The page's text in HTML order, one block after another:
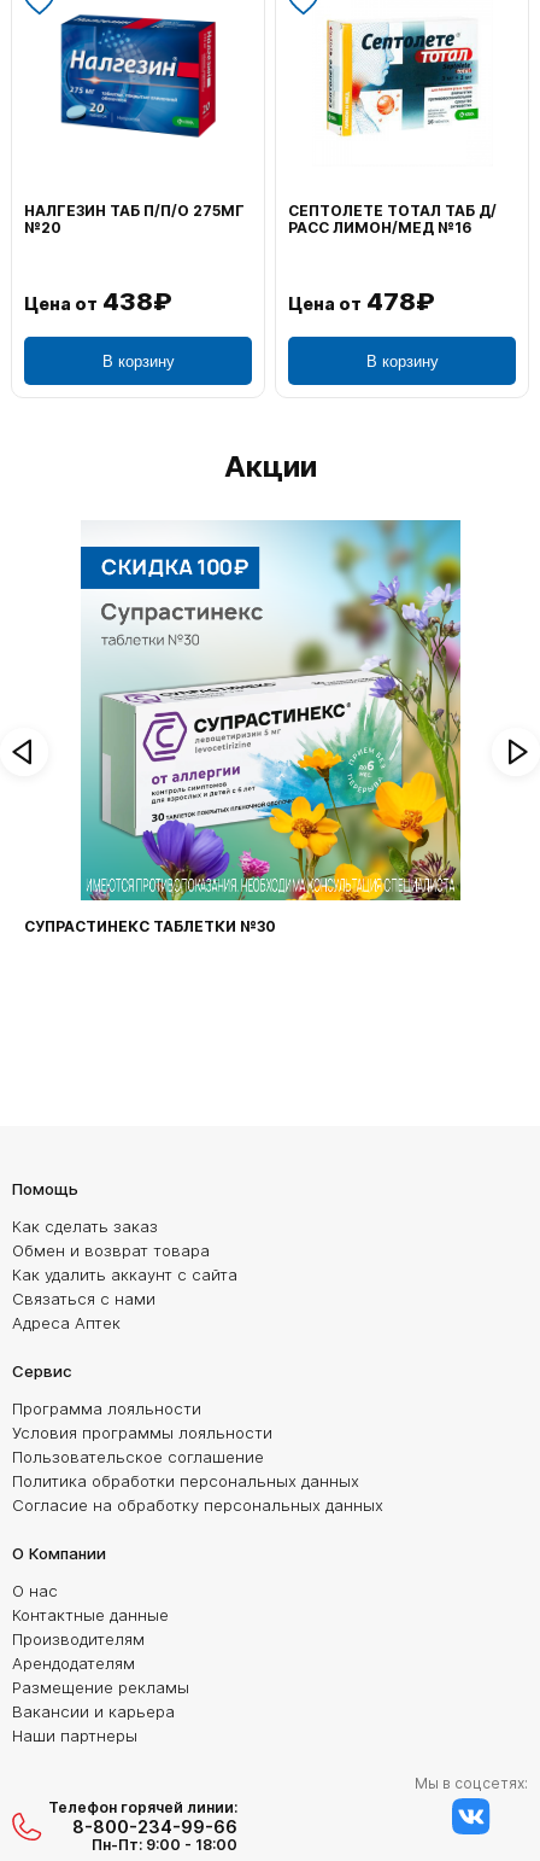
НАЛГЕЗИН ТАБ П/П/О 275МГ
№20
Цена от 438₽
В корзину
СЕПТОЛЕТЕ ТОТАЛ ТАБ Д/
РАСС ЛИМОН/МЕД №16
Цена от 478₽
В корзину
Акции
СУПРАСТИНЕКС ТАБЛЕТКИ №30
Помощь
Как сделать заказ
Обмен и возврат товара
Как удалить аккаунт с сайта
Связаться с нами
Адреса Аптек
Сервис
Программа лояльности
Условия программы лояльности
Пользовательское соглашение
Политика обработки персональных данных
Согласие на обработку персональных данных
О Компании
О нас
Контактные данные
Производителям
Арендодателям
Размещение рекламы
Вакансии и карьера
Наши партнеры
Телефон горячей линии:
8-800-234-99-66
Пн-Пт: 9:00 - 18:00
Мы в соцсетях: